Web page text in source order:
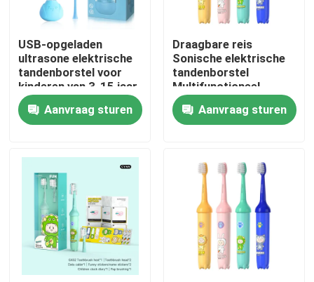
Neem contact met ons op
Vraag een offerte
Mondelinge Zorg Elektrische Tandenborstel
Waterdichte Elektrische Tandenborstel
navulbare elektrische tandenborstel
USB-opgeladen
ultrasone elektrische
tandenborstel voor
kinderen van 3-15 jaar
Aanvraag sturen
Draagbare reis
Sonische elektrische
tandenborstel
Multifunctioneel
schoonmaken
Elektrische
tandenborstel
Aanvraag sturen